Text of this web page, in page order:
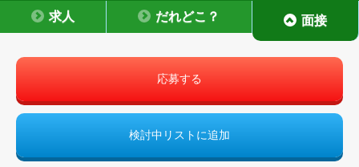
求人 だれどこ？ 面接
応募する
検討中リストに追加